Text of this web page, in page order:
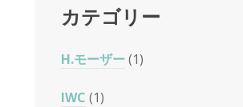
カテゴリー
H.モーザー(1)
IWC (1)